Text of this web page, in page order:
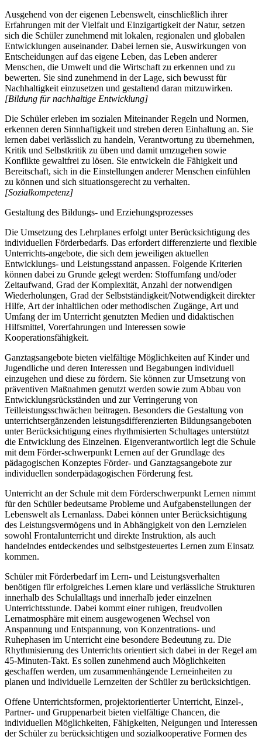
Ausgehend von der eigenen Lebenswelt, einschließlich ihrer
Erfahrungen mit der Vielfalt und Einzigartigkeit der Natur, setzen
sich die Schüler zunehmend mit lokalen, regionalen und globalen
Entwicklungen auseinander. Dabei lernen sie, Auswirkungen von
Entscheidungen auf das eigene Leben, das Leben anderer
Menschen, die Umwelt und die Wirtschaft zu erkennen und zu
bewerten. Sie sind zunehmend in der Lage, sich bewusst für
Nachhaltigkeit einzusetzen und gestaltend daran mitzuwirken.
[Bildung für nachhaltige Entwicklung]
Die Schüler erleben im sozialen Miteinander Regeln und Normen,
erkennen deren Sinnhaftigkeit und streben deren Einhaltung an. Sie
lernen dabei verlässlich zu handeln, Verantwortung zu übernehmen,
Kritik und Selbstkritik zu üben und damit umzugehen sowie
Konflikte gewaltfrei zu lösen. Sie entwickeln die Fähigkeit und
Bereitschaft, sich in die Einstellungen anderer Menschen einfühlen
zu können und sich situationsgerecht zu verhalten.
[Sozialkompetenz]
Gestaltung des Bildungs- und Erziehungsprozesses
Die Umsetzung des Lehrplanes erfolgt unter Berücksichtigung des
individuellen Förderbedarfs. Das erfordert differenzierte und flexible
Unterrichts-angebote, die sich dem jeweiligen aktuellen
Entwicklungs- und Leistungsstand anpassen. Folgende Kriterien
können dabei zu Grunde gelegt werden: Stoffumfang und/oder
Zeitaufwand, Grad der Komplexität, Anzahl der notwendigen
Wiederholungen, Grad der Selbstständigkeit/Notwendigkeit direkter
Hilfe, Art der inhaltlichen oder methodischen Zugänge, Art und
Umfang der im Unterricht genutzten Medien und didaktischen
Hilfsmittel, Vorerfahrungen und Interessen sowie
Kooperationsfähigkeit.
Ganztagsangebote bieten vielfältige Möglichkeiten auf Kinder und
Jugendliche und deren Interessen und Begabungen individuell
einzugehen und diese zu fördern. Sie können zur Umsetzung von
präventiven Maßnahmen genutzt werden sowie zum Abbau von
Entwicklungsrückständen und zur Verringerung von
Teilleistungsschwächen beitragen. Besonders die Gestaltung von
unterrichtsergänzenden leistungsdifferenzierten Bildungsangeboten
unter Berücksichtigung eines rhythmisierten Schultages unterstützt
die Entwicklung des Einzelnen. Eigenverantwortlich legt die Schule
mit dem Förder-schwerpunkt Lernen auf der Grundlage des
pädagogischen Konzeptes Förder- und Ganztagsangebote zur
individuellen sonderpädagogischen Förderung fest.
Unterricht an der Schule mit dem Förderschwerpunkt Lernen nimmt
für den Schüler bedeutsame Probleme und Aufgabenstellungen der
Lebenswelt als Lernanlass. Dabei können unter Berücksichtigung
des Leistungsvermögens und in Abhängigkeit von den Lernzielen
sowohl Frontalunterricht und direkte Instruktion, als auch
handelndes entdeckendes und selbstgesteuertes Lernen zum Einsatz
kommen.
Schüler mit Förderbedarf im Lern- und Leistungsverhalten
benötigen für erfolgreiches Lernen klare und verlässliche Strukturen
innerhalb des Schulalltags und innerhalb jeder einzelnen
Unterrichtsstunde. Dabei kommt einer ruhigen, freudvollen
Lernatmosphäre mit einem ausgewogenen Wechsel von
Anspannung und Entspannung, von Konzentrations- und
Ruhephasen im Unterricht eine besondere Bedeutung zu. Die
Rhythmisierung des Unterrichts orientiert sich dabei in der Regel am
45-Minuten-Takt. Es sollen zunehmend auch Möglichkeiten
geschaffen werden, um zusammenhängende Lerneinheiten zu
planen und individuelle Lernzeiten der Schüler zu berücksichtigen.
Offene Unterrichtsformen, projektorientierter Unterricht, Einzel-,
Partner- und Gruppenarbeit bieten vielfältige Chancen, die
individuellen Möglichkeiten, Fähigkeiten, Neigungen und Interessen
der Schüler zu berücksichtigen und sozialkooperative Formen des